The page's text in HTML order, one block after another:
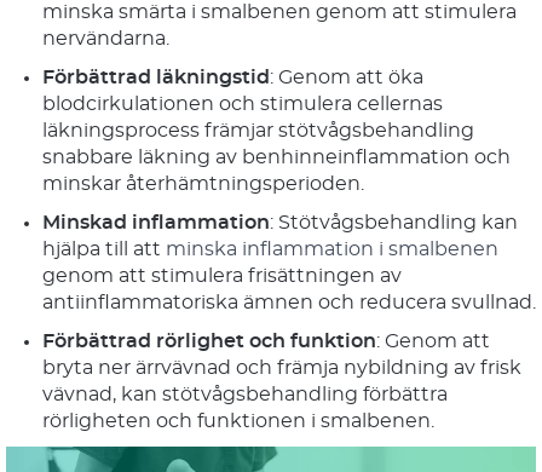
minska smärta i smalbenen genom att stimulera
nervändarna.
Förbättrad läkningstid : Genom att öka
blodcirkulationen och stimulera cellernas
läkningsprocess främjar stötvågsbehandling
snabbare läkning av benhinneinflammation och
minskar återhämtningsperioden.
Minskad inflammation: Stötvågsbehandling kan
hjälpa till att minska inflammation i smalbenen
genom att stimulera frisättningen av
antiinflammatoriska ämnen och reducera svullnad.
Förbättrad rörlighet och funktion: Genom att
bryta ner ärrvävnad och främja nybildning av frisk
vävnad, kan stötvågsbehandling förbättra
rörligheten och funktionen i smalbenen.